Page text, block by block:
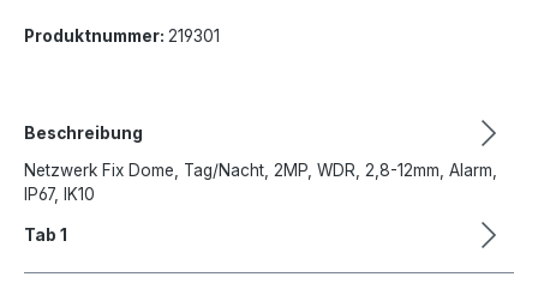
Produktnummer: 219301
Beschreibung
Netzwerk Fix Dome, Tag/Nacht, 2MP, WDR, 2,8-12mm, Alarm,
IP67, IK10
Tab 1